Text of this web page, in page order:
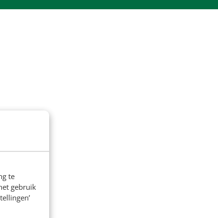
te
gebruik